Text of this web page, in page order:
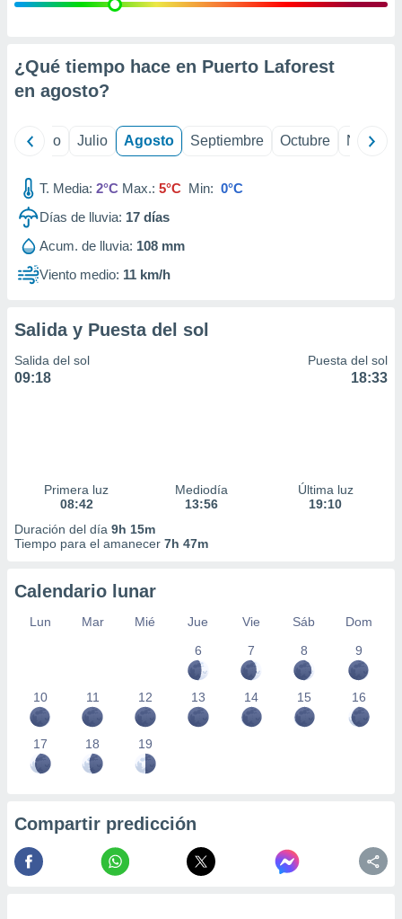
e
mediante
publicidad
de
1199
¿Qué tiempo hace en Puerto Laforest
en agosto?
Junio Julio Agosto Septiembre Octubre
T. Media: 2°C Max.: 5°C Min: 0°C
Días de lluvia: 17 días
Acum. de lluvia: 108 mm
Viento medio: 11 km/h
Salida y Puesta del sol
Salida del sol
09:18
Puesta del sol
18:33
Primera luz
08:42
Mediodía
13:56
Última luz
19:10
Duración del día 9h 15m
Tiempo para el amanecer 7h 47m
Calendario lunar
Lun Mar Mié Jue Vie Sáb
Dom
6
7 8 9
10 11 12 13 14 15 16
17 18 19
Compartir predicción